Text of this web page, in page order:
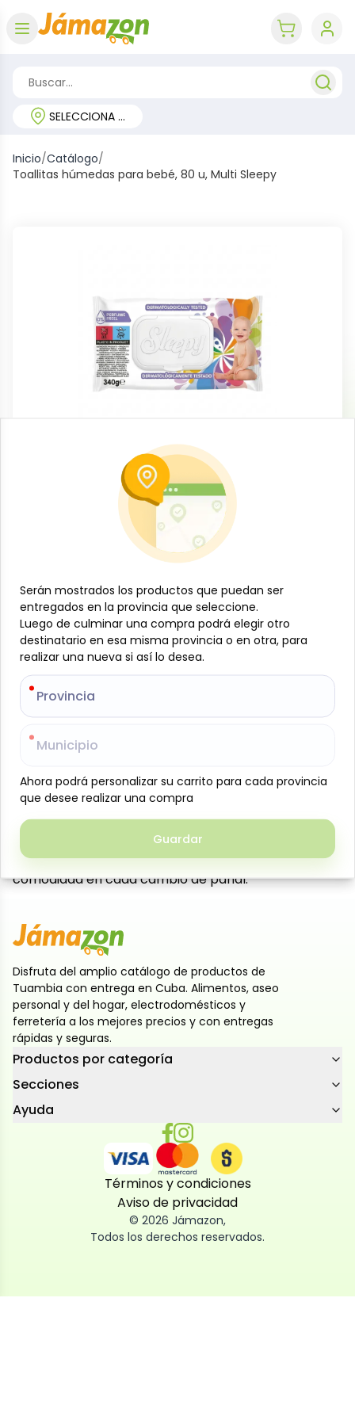
SELECCIONA TU REGIÓN
Inicio/Catálogo/
Toallitas húmedas para bebé, 80 u, Multi Sleepy
Toallitas húmedas para bebé, 80 u,
B-JAM-001-1773
Especificaciones
-
unidades, 340 g. Suaves y delicadas, ideales para
impurezas y humedad sin irritar. Mantienen la piel
fresca, limpia e hidratada gracias a su fórmula
segura para uso diario. La presentación de 80
unidades es práctica para el hogar o para llevar en
la pañalera, asegurando cuidado constante y
comodidad en cada cambio de pañal.
Disfruta del amplio catálogo de productos de
Tuambia con entrega en Cuba. Alimentos, aseo
personal y del hogar, electrodomésticos y
ferretería a los mejores precios y con entregas
rápidas y seguras.
Productos por categoría
Secciones
Ayuda
Términos y condiciones
Aviso de privacidad
© 2026 Jámazon,
Todos los derechos reservados.
Serán mostrados los productos que puedan ser
entregados en la provincia que seleccione.
Luego de culminar una compra podrá elegir otro
destinatario en esa misma provincia o en otra, para
realizar una nueva si así lo desea.
Provincia
Municipio
Ahora podrá personalizar su carrito para cada provincia
que desee realizar una compra
Guardar
Serán mostrados los productos que puedan ser
entregados en la provincia que seleccione.
Luego de culminar una compra podrá elegir otro
destinatario en esa misma provincia o en otra, para
realizar una nueva si así lo desea.
Provincia
Municipio
Ahora podrá personalizar su carrito para cada provincia
que desee realizar una compra
Guardar